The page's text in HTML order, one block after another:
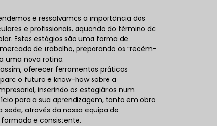
e ressalvamos a importância dos
e profissionais, aquando do término da
Estes estágios são uma forma de
de trabalho, preparando os “recém-
uma nova rotina.
oferecer ferramentas práticas
o futuro e know-how sobre a
inserindo os estagiários num
para a sua aprendizagem, tanto em obra
sede, através da nossa equipa de
formada e consistente.